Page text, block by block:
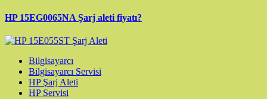
HP 15EG0065NA Şarj aleti fiyatı?
Bilgisayarcı
Bilgisayarcı Servisi
HP Şarj Aleti
HP Servisi